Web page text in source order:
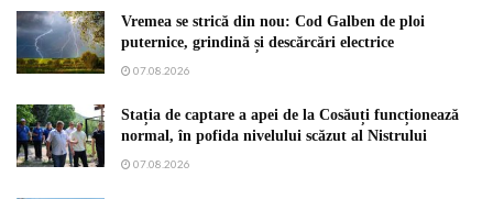
Vremea se strică din nou: Cod Galben de ploi
puternice, grindină și descărcări electrice
07.08.2026
Stația de captare a apei de la Cosăuți funcționează
normal, în pofida nivelului scăzut al Nistrului
07.08.2026